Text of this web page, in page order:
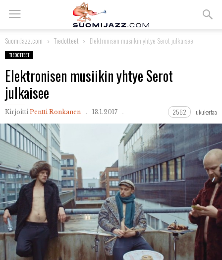
SuomiJazz.com Tiedotteet Elektronisen musiikin yhtye Serot julkaisee
TIEDOTTEET
Elektronisen musiikin yhtye Serot
julkaisee
Kirjoitti Pentti Ronkanen 13.1.2017 2562 lukukertaa